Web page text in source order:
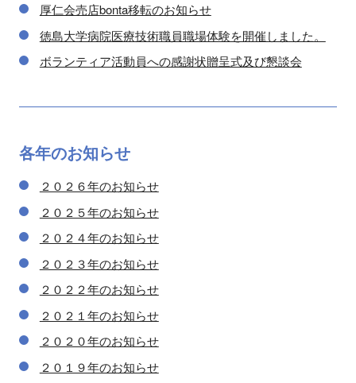
厚仁会売店bonta移転のお知らせ
徳島大学病院医療技術職員職場体験を開催しました。
ボランティア活動員への感謝状贈呈式及び懇談会
各年のお知らせ
２０２６年のお知らせ
２０２５年のお知らせ
２０２４年のお知らせ
２０２３年のお知らせ
２０２２年のお知らせ
２０２１年のお知らせ
２０２０年のお知らせ
２０１９年のお知らせ